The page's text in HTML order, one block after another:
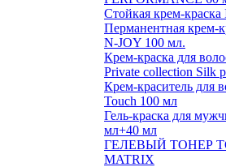
Стойкая крем-краска
Перманентная крем-
N-JOY 100 мл.
Крем-краска для
Private collection Silk
Крем-краситель для
Touch 100 мл
Гель-краска для
мл+40 мл
ГЕЛЕВЫЙ ТОНЕР
MATRIX